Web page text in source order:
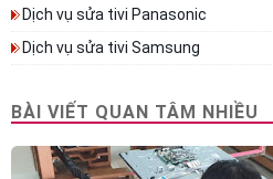
Dịch vụ sửa tivi Panasonic
Dịch vụ sửa tivi Samsung
BÀI VIẾT QUAN TÂM NHIỀU